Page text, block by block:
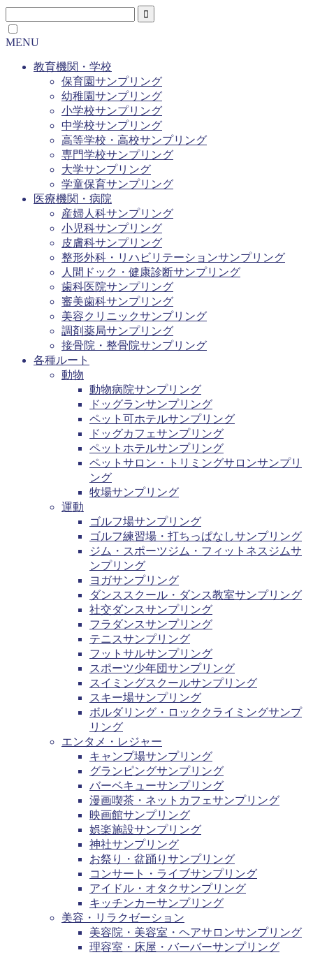
MENU
教育機関・学校
保育園サンプリング
幼稚園サンプリング
小学校サンプリング
中学校サンプリング
高等学校・高校サンプリング
専門学校サンプリング
大学サンプリング
学童保育サンプリング
医療機関・病院
産婦人科サンプリング
小児科サンプリング
皮膚科サンプリング
整形外科・リハビリテーションサンプリング
人間ドック・健康診断サンプリング
歯科医院サンプリング
審美歯科サンプリング
美容クリニックサンプリング
調剤薬局サンプリング
接骨院・整骨院サンプリング
各種ルート
動物
動物病院サンプリング
ドッグランサンプリング
ペット可ホテルサンプリング
ドッグカフェサンプリング
ペットホテルサンプリング
ペットサロン・トリミングサロンサンプリ
ング
牧場サンプリング
運動
ゴルフ場サンプリング
ゴルフ練習場・打ちっぱなしサンプリング
ジム・スポーツジム・フィットネスジムサ
ンプリング
ヨガサンプリング
ダンススクール・ダンス教室サンプリング
社交ダンスサンプリング
フラダンスサンプリング
テニスサンプリング
フットサルサンプリング
スポーツ少年団サンプリング
スイミングスクールサンプリング
スキー場サンプリング
ボルダリング・ロッククライミングサンプ
リング
エンタメ・レジャー
キャンプ場サンプリング
グランピングサンプリング
バーベキューサンプリング
漫画喫茶・ネットカフェサンプリング
映画館サンプリング
娯楽施設サンプリング
神社サンプリング
お祭り・盆踊りサンプリング
コンサート・ライブサンプリング
アイドル・オタクサンプリング
キッチンカーサンプリング
美容・リラクゼーション
美容院・美容室・ヘアサロンサンプリング
理容室・床屋・バーバーサンプリング